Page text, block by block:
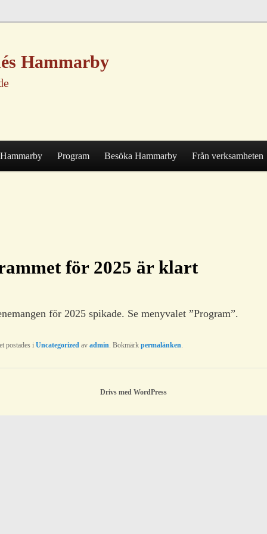
Hammarby
Program Besöka Hammarby Från verksamheten
för 2025 är klart
för 2025 spikade. Se menyvalet ”Program”.
postades i Uncategorizedav admin. Bokmärk permalänken.
Drivs med WordPress